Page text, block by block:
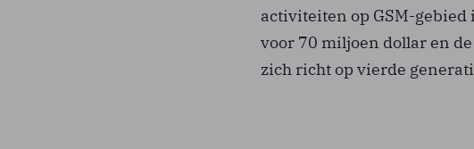
activiteiten op GSM-gebied
voor 70 miljoen dollar en
zich richt op vierde